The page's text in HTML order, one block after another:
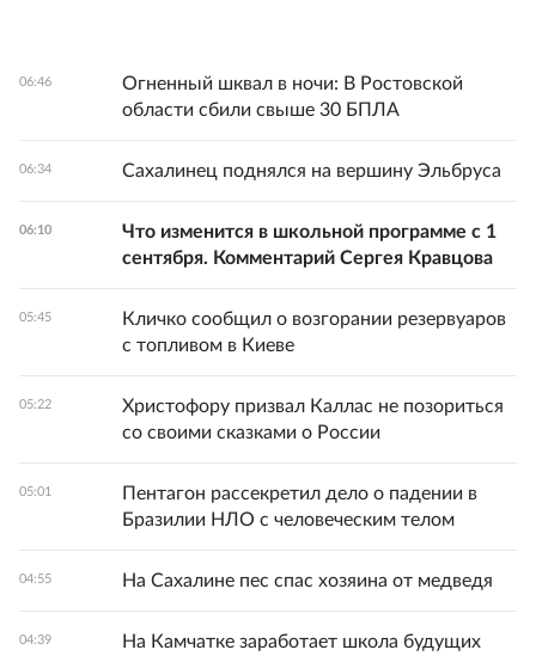
06:46
Огненный шквал в ночи: В Ростовской
области сбили свыше 30 БПЛА
06:34 Сахалинец поднялся на вершину Эльбруса
06:10
Что изменится в школьной программе с 1
сентября. Комментарий Сергея Кравцова
05:45
Кличко сообщил о возгорании резервуаров
с топливом в Киеве
05:22
Христофору призвал Каллас не позориться
со своими сказками о России
05:01
Пентагон рассекретил дело о падении в
Бразилии НЛО с человеческим телом
04:55 На Сахалине пес спас хозяина от медведя
04:39
На Камчатке заработает школа будущих